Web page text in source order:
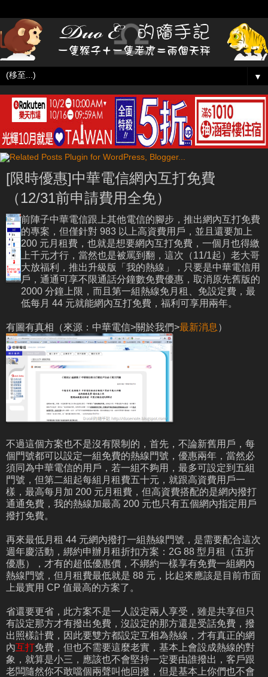
▼
[限時優惠]中華電信網內互打免費
（12/31前申請費用全免）
前陣子中華電信跟上其他電信的腳步，推出網內互打免費
的專案，但僅針對 983 以上高資費用戶，並且還要加上
200 元月租費，也就是想要網內互打免費，一個月也得繳
上千元才行，當然也是被罵到翻，這次（11/1起）老大哥
大放福利，推出升級版「我的熱線」，只要是中華電信用
戶，通通可享不限通話分鐘數免費優惠，取消原先舊版的
2000 分鐘上限，而且第一組熱線免月租、免設定費，最
低每月 44 元就能網內互打免費，福利可享用兩年。
有圖有真相（來源：中華電信>關於我們>最新消息 ）
不過這個方案也不是沒有限制的，首先，不論新舊用戶，每
個門號都可以設定一組免費的熱線門號，優惠兩年，當然必
須同為中華電信的用戶，若一組不夠用，最多可設定到五組
門號，但第二組起每組月租費五十元，就跟高資費用戶一
樣，最高每月加 200 元月租費，但高資費搭配的是網內撥打
通通免費，我的熱線加最高 200 元也只有五個網內指定用戶
撥打免費。
再來最低月租 44 元網內撥打一組熱線門號，是需要配合這次
週年慶活動，綁約申辦月租折扣方案：2G 88 型月租（五折
優惠），才有的超低優惠價，不綁約一樣享有免費一組網內
熱線門號，但月租費最低就是 88 元，比起來應該是目前市面
上最實用 CP 值最高的方案了。
省還要更省，此方案不是一人設定兩人享受，雖是共享但只
有設定那方才有撥出免費，沒設定的那方還是受話免費，撥
出照樣計費，因此要雙方都設定互相為熱線，才有真正的網
內互打免費，但也不需要這麼老實，基本上會設成熱線的對
象，就算是小三，應該也不會堅持一定要由誰撥出，客戶跟
老闆隨然你不敢噹個兩聲叫他回撥，但是基本上你們也不會